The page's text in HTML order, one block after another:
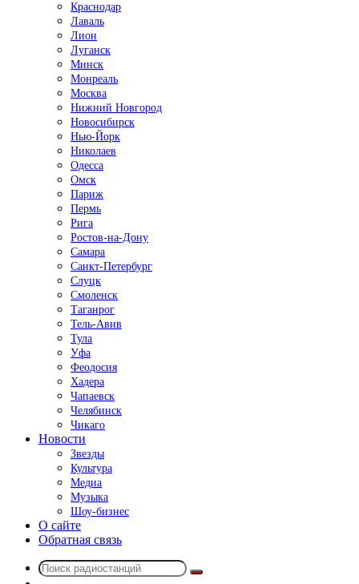
Краснодар
Лаваль
Лион
Луганск
Минск
Монреаль
Москва
Нижний Новгород
Новосибирск
Нью-Йорк
Николаев
Одесса
Омск
Париж
Пермь
Рига
Ростов-на-Дону
Самара
Санкт-Петербург
Слуцк
Смоленск
Таганрог
Тель-Авив
Тула
Уфа
Феодосия
Хадера
Чапаевск
Челябинск
Чикаго
Новости
Звезды
Культура
Медиа
Музыка
Шоу-бизнес
О сайте
Обратная связь
Поиск